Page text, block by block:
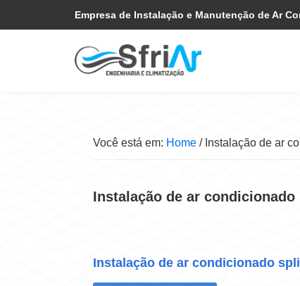
para
to
Empresa de Instalação e Manutenção de Ar
Você está em: Home /Instalação de ar
Instalação de ar
Instalação de ar condicionado